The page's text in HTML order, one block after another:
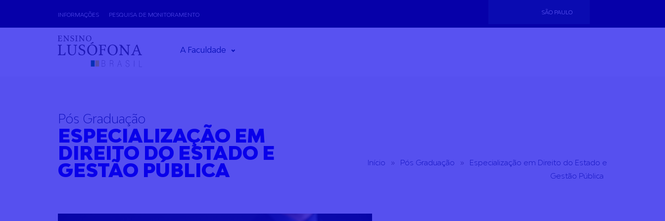
INFORMAÇÕES PESQUISA DE MONITORAMENTO SÃO PAULO
A Faculdade
Pós Graduação
ESPECIALIZAÇÃO EM
DIREITO DO ESTADO E
GESTÃO PÚBLICA Início » Pós Graduação »
Especialização em Direito do Estado e
Gestão Pública